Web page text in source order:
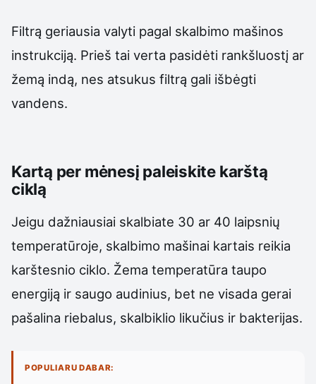
Filtrą geriausia valyti pagal skalbimo mašinos
instrukciją. Prieš tai verta pasidėti rankšluostį ar
žemą indą, nes atsukus filtrą gali išbėgti
vandens.
Kartą per mėnesį paleiskite karštą
ciklą
Jeigu dažniausiai skalbiate 30 ar 40 laipsnių
temperatūroje, skalbimo mašinai kartais reikia
karštesnio ciklo. Žema temperatūra taupo
energiją ir saugo audinius, bet ne visada gerai
pašalina riebalus, skalbiklio likučius ir bakterijas.
POPULIARU DABAR: